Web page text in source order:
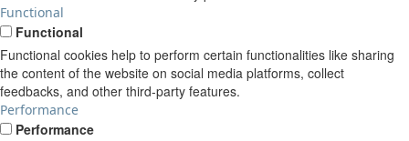
Functional
Functional
Functional cookies help to perform certain functionalities like sharing
the content of the website on social media platforms, collect
feedbacks, and other third-party features.
Performance
Performance